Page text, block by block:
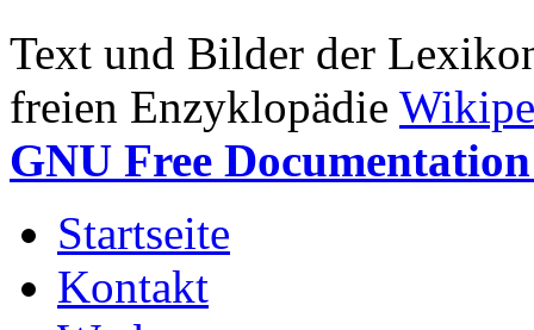
Text und Bilder der
freien Enzyklopädie
GNU Free
Startseite
Kontakt